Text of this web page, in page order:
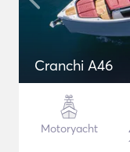
Cranchi A46
Motoryacht